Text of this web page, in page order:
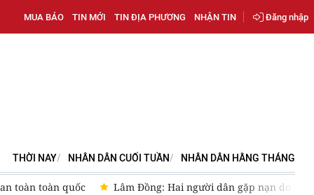
MUA BÁO TIN MỚI TIN ĐỊA PHƯƠNG NHẬN TIN Đăng nhập
THỜI NAY NHÂN DÂN CUỐI TUẦN NHÂN DÂN HẰNG THÁNG
toàn toàn quốc Lâm Đồng: Hai người dân gặp nạn do